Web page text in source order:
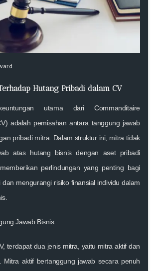
Hutang Pribadi dalam CV
utama dari Commanditaire
adalah pemisahan antara tanggung jawab
pribadi mitra. Dalam struktur ini, mitra tidak
atas hutang bisnis dengan aset pribadi
perlindungan yang penting bagi
dan mengurangi risiko finansial individu dalam
Jawab Bisnis
terdapat dua jenis mitra, yaitu mitra aktif dan
Mitra aktif bertanggung jawab secara penuh